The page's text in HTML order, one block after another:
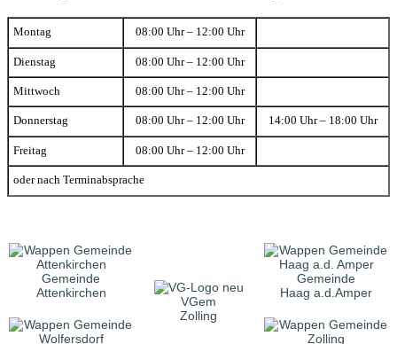
Montag 08:00 Uhr – 12:00 Uhr
Dienstag 08:00 Uhr – 12:00 Uhr
Mittwoch 08:00 Uhr – 12:00 Uhr
Donnerstag 08:00 Uhr – 12:00 Uhr 14:00 Uhr – 18:00 Uhr
Freitag 08:00 Uhr – 12:00 Uhr
oder nach Terminabsprache
Gemeinde
Attenkirchen
VGem
Zolling
Gemeinde
Haag a.d.Amper